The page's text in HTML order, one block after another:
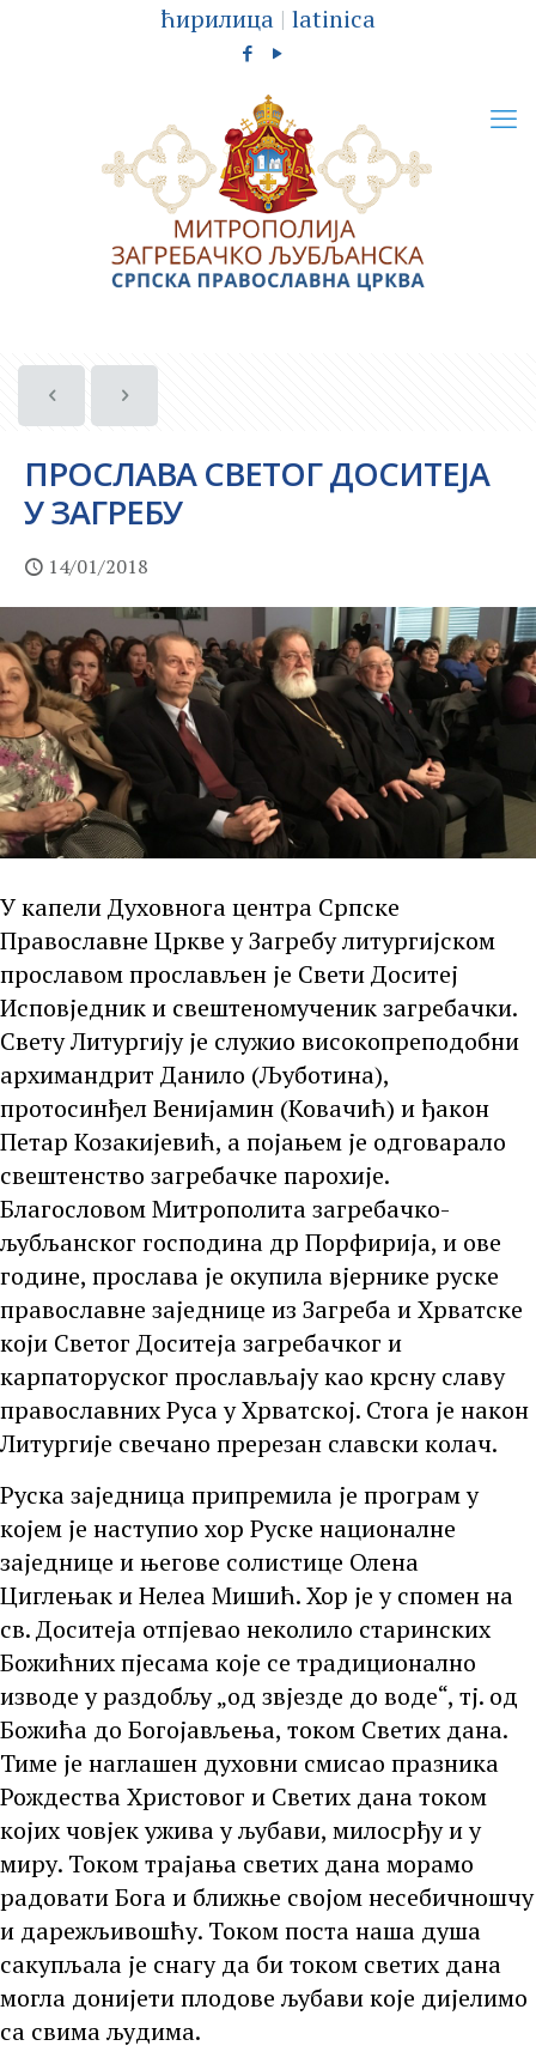
ћирилица | latinica
ПРОСЛАВА СВЕТОГ ДОСИТЕЈА
У ЗАГРЕБУ
14/01/2018
У капели Духовнога центра Српске
Православне Цркве у Загребу литургијском
прославом прослављен је Свети Доситеј
Исповједник и свештеномученик загребачки.
Свету Литургију је служио високопреподобни
архимандрит Данило (Љуботина),
протосинђел Венијамин (Ковачић) и ђакон
Петар Козакијевић, а појањем је одговарало
свештенство загребачке парохије.
Благословом Митрополита загребачко-
љубљанског господина др Порфирија, и ове
године, прослава је окупила вјернике руске
православне заједнице из Загреба и Хрватске
који Светог Доситеја загребачког и
карпаторуског прослављају као крсну славу
православних Руса у Хрватској. Стога је након
Литургије свечано пререзан славски колач.
Руска заједница припремила је програм у
којем је наступио хор Руске националне
заједнице и његове солистице Олена
Циглењак и Нелеа Мишић. Хор је у спомен на
св. Доситеја отпјевао неколило старинских
Божићних пјесама које се традиционално
изводе у раздобљу „од звјезде до воде“, тј. од
Божића до Богојављења, током Светих дана.
Тиме је наглашен духовни смисао празника
Рождества Христовог и Светих дана током
којих човјек ужива у љубави, милосрђу и у
миру. Током трајања светих дана морамо
радовати Бога и ближње својом несебичношчу
и дарежљивошћу. Током поста наша душа
сакупљала је снагу да би током светих дана
могла донијети плодове љубави које дијелимо
са свима људима.